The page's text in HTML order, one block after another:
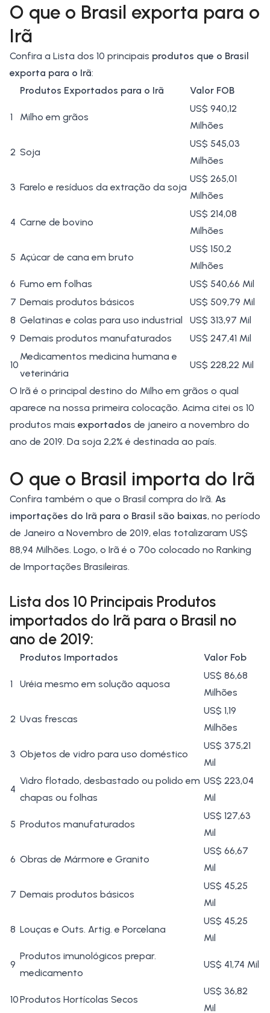
O que o Brasil exporta para o
Irã
Confira a Lista dos 10 principais produtos que o Brasil
exporta para o Irã:
Produtos Exportados para o Irã
Valor FOB
1 Milho em grãos
US$ 940,12
Milhões
2 Soja
US$ 545,03
Milhões
3 Farelo e resíduos da extração da soja
US$ 265,01
Milhões
4 Carne de bovino
US$ 214,08
Milhões
5 Açúcar de cana em bruto
US$ 150,2
Milhões
6 Fumo em folhas
US$ 540,66 Mil
7 Demais produtos básicos
US$ 509,79 Mil
8 Gelatinas e colas para uso industrial
US$ 313,97 Mil
9 Demais produtos manufaturados US$ 247,41 Mil
10
Medicamentos medicina humana e
veterinária
US$ 228,22 Mil
O Irã é o principal destino do Milho em grãos o qual
aparece na nossa primeira colocação. Acima citei os 10
produtos mais exportados de janeiro a novembro do
ano de 2019. Da soja 2,2% é destinada ao país.
O que o Brasil importa do Irã
Confira também o que o Brasil compra do Irã. As
importações do Irã para o Brasil são baixas, no período
de Janeiro a Novembro de 2019, elas totalizaram US$
88,94 Milhões. Logo, o Irã é o 70º colocado no Ranking
de Importações Brasileiras.
Lista dos 10 Principais Produtos
importados do Irã para o Brasil no
ano de 2019:
Produtos Importados Valor Fob
1 Uréia mesmo em solução aquosa
US$ 86,68
Milhões
2 Uvas frescas
US$ 1,19
Milhões
3 Objetos de vidro para uso doméstico
US$ 375,21
Mil
4
Vidro flotado, desbastado ou polido em
chapas ou folhas
US$ 223,04
Mil
5 Produtos manufaturados
US$ 127,63
Mil
6 Obras de Mármore e Granito
US$ 66,67
Mil
7 Demais produtos básicos
US$ 45,25
Mil
8 Louças e Outs. Artig. e Porcelana
US$ 45,25
Mil
9
Produtos imunológicos prepar.
medicamento
US$ 41,74 Mil
10Produtos Hortícolas Secos
US$ 36,82
Mil